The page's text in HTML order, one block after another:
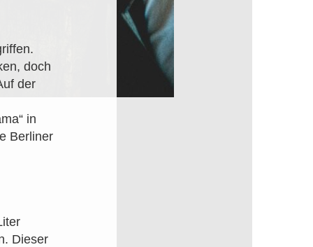
doch
der
in
Berliner
Dieser